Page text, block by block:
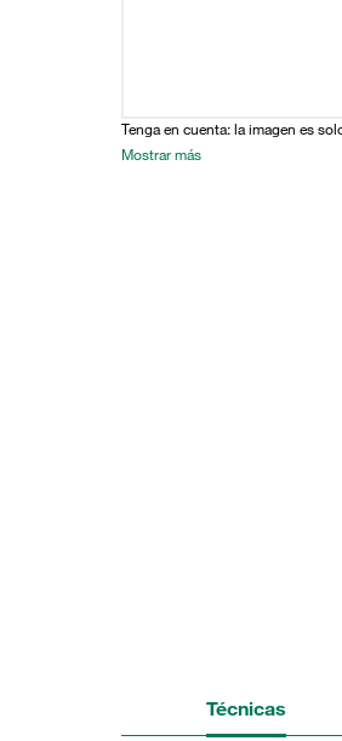
Tenga en cuenta: la imagen es
Mostrar más
Técnicas